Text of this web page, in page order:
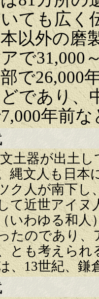
ても広く
以外の磨
で31,000
で26,000
であり、
年前
土器が出土し
縄文人も日本
ク人が南下し
て近世アイヌ
いわゆる和人
たのであり、
とも考えられ
、13世紀、鎌